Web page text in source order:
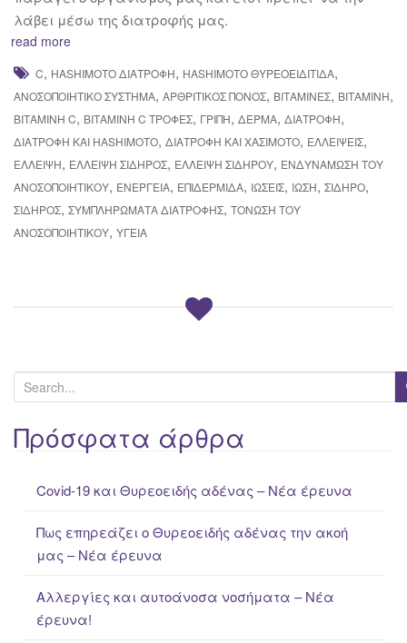
λάβει μέσω της διατροφής μας.
read more
C, HASHIMOTO ΔΙΑΤΡΟΦΉ, HASHIMOTO ΘΥΡΕΟΕΙΔΊΤΙΔΑ,
ΑΝΟΣΟΠΟΙΗΤΙΚΌ ΣΎΣΤΗΜΑ, ΑΡΘΡΙΤΙΚΌΣ ΠΌΝΟΣ, ΒΙΤΑΜΊΝΕΣ, ΒΙΤΑΜΊΝΗ,
ΒΙΤΑΜΊΝΗ C, ΒΙΤΑΜΊΝΗ C ΤΡΟΦΈΣ, ΓΡΊΠΗ, ΔΕΡΜΑ, ΔΙΑΤΡΟΦΉ,
ΔΙΑΤΡΟΦΉ ΚΑΙ HASHIMOTO, ΔΙΑΤΡΟΦΉ ΚΑΙ ΧΑΣΙΜΌΤΟ, ΕΛΛΕΊΨΕΙΣ,
ΈΛΛΕΙΨΗ, ΈΛΛΕΙΨΗ ΣΊΔΗΡΟΣ, ΈΛΛΕΙΨΗ ΣΙΔΉΡΟΥ, ΕΝΔΥΝΆΜΩΣΗ ΤΟΥ
ΑΝΟΣΟΠΟΙΗΤΙΚΟΎ, ΕΝΈΡΓΕΙΑ, ΕΠΙΔΕΡΜΊΔΑ, ΙΏΣΕΙΣ, ΊΩΣΗ, ΣΊΔΗΡΟ,
ΣΊΔΗΡΟΣ, ΣΥΜΠΛΗΡΏΜΑΤΑ ΔΙΑΤΡΟΦΉΣ, ΤΌΝΩΣΗ ΤΟΥ
ΑΝΟΣΟΠΟΙΗΤΙΚΟΎ, ΥΓΕΊΑ
e
a
rΠρόσφατα άρθρα
Covid-19 και Θυρεοειδής αδένας – Νέα έρευνα
Πως επηρεάζει ο Θυρεοειδής αδένας την ακοή
μας – Νέα έρευνα
Αλλεργίες και αυτοάνοσα νοσήματα – Νέα
έρευνα!